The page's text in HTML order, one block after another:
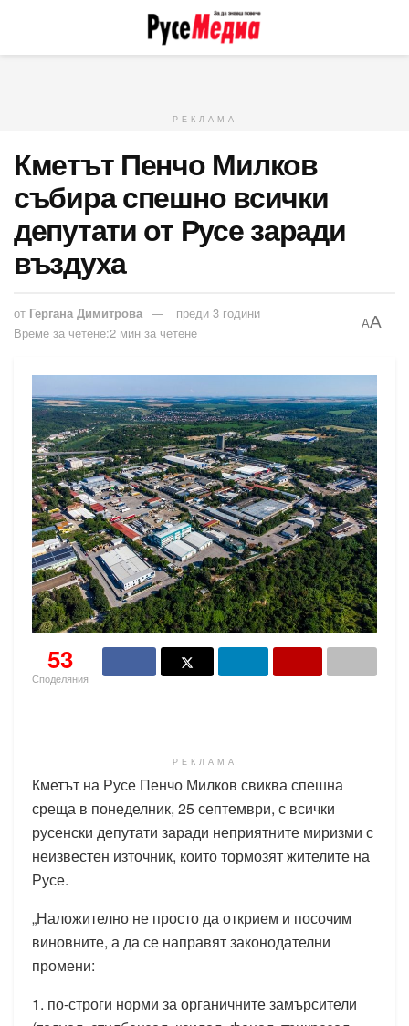
РЕКЛАМА
Кметът Пенчо Милков
събира спешно всички
депутати от Русе заради
въздуха
от Гергана Димитрова
преди 3 години
Време за четене:2 мин за четене
AA
53
Споделяния
РЕКЛАМА
Кметът на Русе Пенчо Милков свиква спешна
среща в понеделник, 25 септември, с всички
русенски депутати заради неприятните миризми с
неизвестен източник, които тормозят жителите на
Русе.
„Наложително не просто да открием и посочим
виновните, а да се направят законодателни
промени:
1. по-строги норми за органичните замърсители